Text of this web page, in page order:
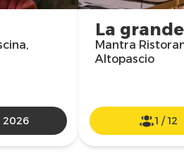
2026
La
Mantra
Altopascio
1 /12